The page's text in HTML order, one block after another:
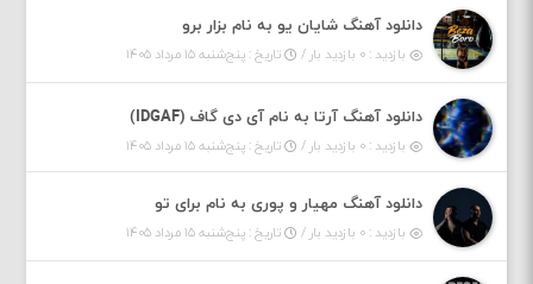
دانلود آهنگ شایان یو به نام بزار برو
بازدید : ۰ بازدید بار / تاریخ : پنج‌شنبه ۱۵ مرداد ۱۴۰۵
دانلود آهنگ آرتا به نام آی دی گاف (IDGAF)
بازدید : ۰ بازدید بار / تاریخ : پنج‌شنبه ۱۵ مرداد ۱۴۰۵
دانلود آهنگ مهیار و پوری به نام برای تو
بازدید : ۰ بازدید بار / تاریخ : پنج‌شنبه ۱۵ مرداد ۱۴۰۵